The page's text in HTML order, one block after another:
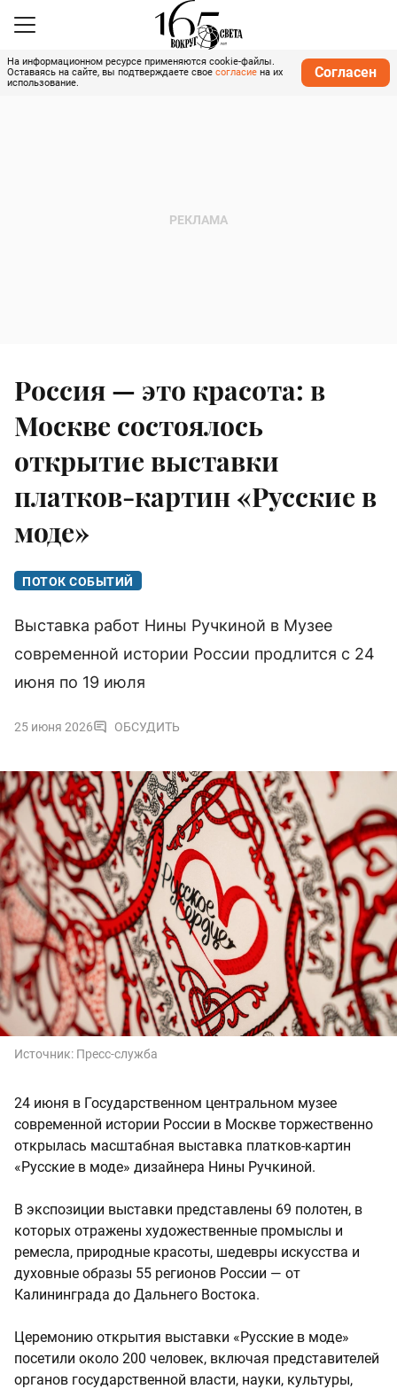
На информационном ресурсе применяются cookie-файлы.
Оставаясь на сайте, вы подтверждаете свое согласие на их
использование.
Согласен
Россия — это красота: в
Москве состоялось
открытие выставки
платков-картин «Русские в
моде»
ПОТОК СОБЫТИЙ
Выставка работ Нины Ручкиной в Музее
современной истории России продлится с 24
июня по 19 июля
25 июня 2026 ОБСУДИТЬ
Источник: Пресс-служба
24 июня в Государственном центральном музее
современной истории России в Москве торжественно
открылась масштабная выставка платков-картин
«Русские в моде» дизайнера Нины Ручкиной.
В экспозиции выставки представлены 69 полотен, в
которых отражены художественные промыслы и
ремесла, природные красоты, шедевры искусства и
духовные образы 55 регионов России — от
Калининграда до Дальнего Востока.
Церемонию открытия выставки «Русские в моде»
посетили около 200 человек, включая представителей
органов государственной власти, науки, культуры,